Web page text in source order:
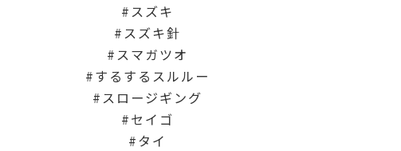
スズキ
スズキ針
スマガツオ
するするスルルー
スロージギング
セイゴ
タイ